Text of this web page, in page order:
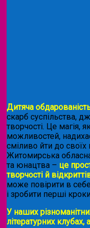
Дитяча
скарб суспільства,
творчості. Це магія,
можливостей,
сміливо йти до
Житомирська обласна
та юнацтва – це
творчості й
може повірити в
і зробити перші
У наших
літературних клубах,